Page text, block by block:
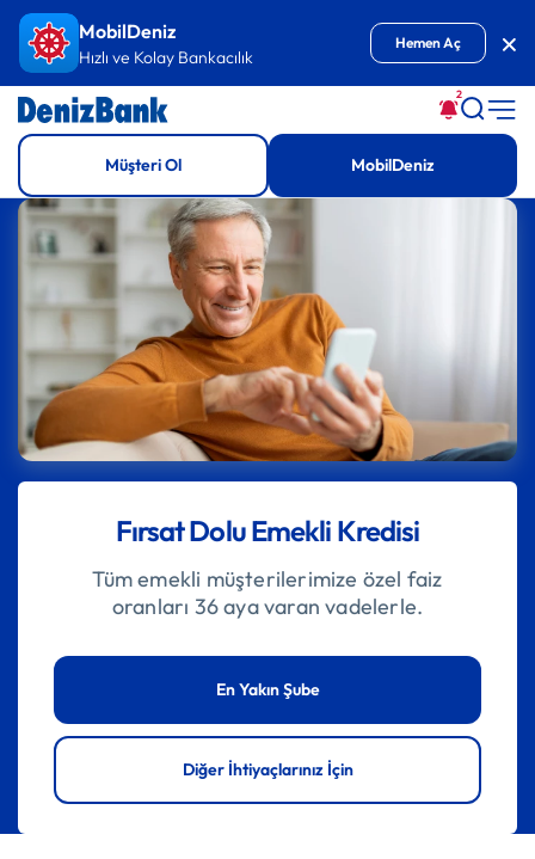
İçeriğe GitMobilDeniz
Hızlı ve Kolay Bankacılık
Hemen Aç
2
Müşteri Ol MobilDeniz
Fırsat Dolu Emekli Kredisi
Tüm emekli müşterilerimize özel faiz
oranları 36 aya varan vadelerle.
En Yakın Şube
Diğer İhtiyaçlarınız İçin